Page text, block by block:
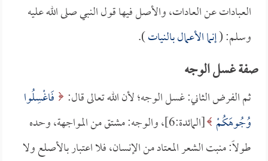
العبادات عن العادات، والأصل فيها قول النبي صلى الله عليه
وسلم: (إنما الأعمال بالنيات).
صفة غسل الوجه
ثم الفرض الثاني: غسل الوجه؛ لأن الله تعالى قال:
فَاغْسِلُوا
وُجُوهَكُمْ
[المائدة:6]، والوجه: مشتق من المواجهة، وحده
طولاً: منبت الشعر المعتاد من الإنسان، فلا اعتبار بالأصلع ولا